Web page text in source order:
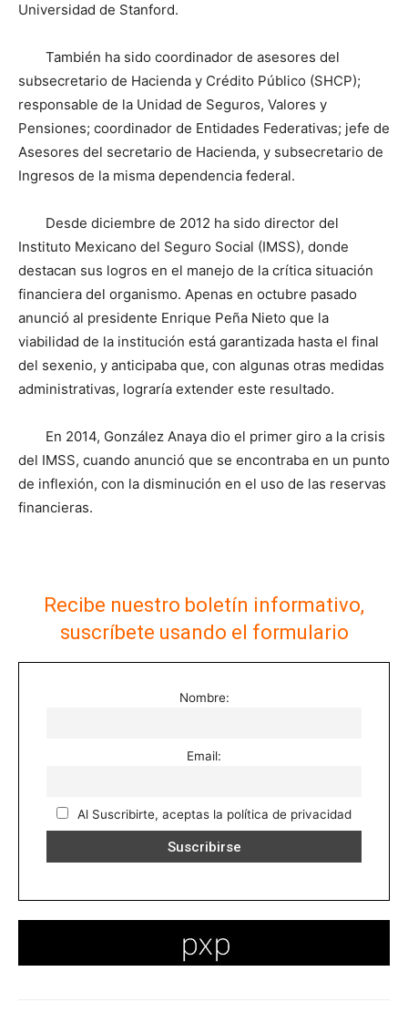
Universidad de Stanford.
También ha sido coordinador de asesores del
subsecretario de Hacienda y Crédito Público (SHCP);
responsable de la Unidad de Seguros, Valores y
Pensiones; coordinador de Entidades Federativas; jefe de
Asesores del secretario de Hacienda, y subsecretario de
Ingresos de la misma dependencia federal.
Desde diciembre de 2012 ha sido director del
Instituto Mexicano del Seguro Social (IMSS), donde
destacan sus logros en el manejo de la crítica situación
financiera del organismo. Apenas en octubre pasado
anunció al presidente Enrique Peña Nieto que la
viabilidad de la institución está garantizada hasta el final
del sexenio, y anticipaba que, con algunas otras medidas
administrativas, lograría extender este resultado.
En 2014, González Anaya dio el primer giro a la crisis
del IMSS, cuando anunció que se encontraba en un punto
de inflexión, con la disminución en el uso de las reservas
financieras.
Recibe nuestro boletín informativo,
suscríbete usando el formulario
Nombre:
Email:
Al Suscribirte, aceptas la política de privacidad